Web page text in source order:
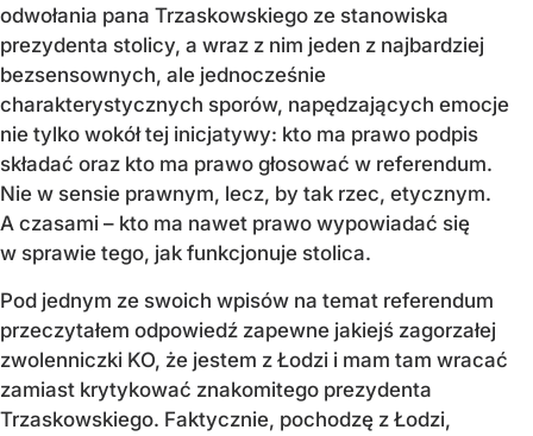
odwołania pana Trzaskowskiego ze stanowiska
prezydenta stolicy, a wraz z nim jeden z najbardziej
bezsensownych, ale jednocześnie
charakterystycznych sporów, napędzających emocje
nie tylko wokół tej inicjatywy: kto ma prawo podpis
składać oraz kto ma prawo głosować w referendum.
Nie w sensie prawnym, lecz, by tak rzec, etycznym.
A czasami – kto ma nawet prawo wypowiadać się
w sprawie tego, jak funkcjonuje stolica.
Pod jednym ze swoich wpisów na temat referendum
przeczytałem odpowiedź zapewne jakiejś zagorzałej
zwolenniczki KO, że jestem z Łodzi i mam tam wracać
zamiast krytykować znakomitego prezydenta
Trzaskowskiego. Faktycznie, pochodzę z Łodzi,